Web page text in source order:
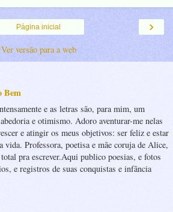
›
Página inicial
Ver versão para a web
Bem
e as letras são, para mim, um
e otimismo. Adoro aventurar-me nelas
e atingir os meus objetivos: ser feliz e estar
vida. Professora, poetisa e mãe coruja de Alice,
pra escrever.Aqui publico poesias, e fotos
e registros de suas conquistas e infãncia